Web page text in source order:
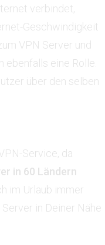
verbindet,
Geschwindigkeit
VPN Server und
ebenfalls eine Rolle.
über den selben
Service, da
in 60 Ländern
im Urlaub immer
in Deiner Nähe